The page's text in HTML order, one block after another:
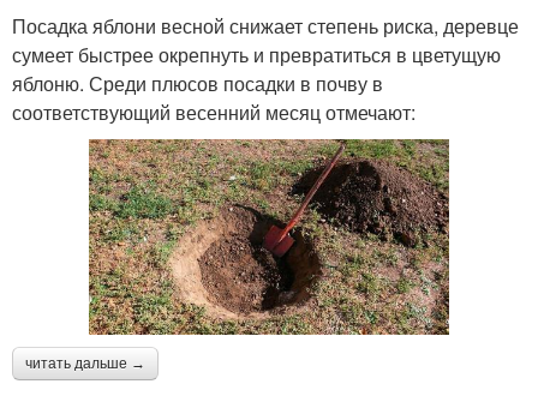
Посадка яблони весной снижает степень риска, деревце
сумеет быстрее окрепнуть и превратиться в цветущую
яблоню. Среди плюсов посадки в почву в
соответствующий весенний месяц отмечают:
читать дальше →